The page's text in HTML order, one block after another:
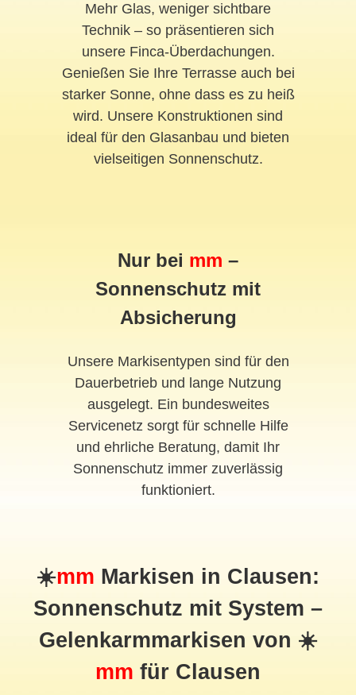
Mehr Glas, weniger sichtbare
Technik – so präsentieren sich
unsere Finca-Überdachungen.
Genießen Sie Ihre Terrasse auch bei
starker Sonne, ohne dass es zu heiß
wird. Unsere Konstruktionen sind
ideal für den Glasanbau und bieten
vielseitigen Sonnenschutz.
Nur bei mm –
Sonnenschutz mit
Absicherung
Unsere Markisentypen sind für den
Dauerbetrieb und lange Nutzung
ausgelegt. Ein bundesweites
Servicenetz sorgt für schnelle Hilfe
und ehrliche Beratung, damit Ihr
Sonnenschutz immer zuverlässig
funktioniert.
☀️mm Markisen in Clausen:
Sonnenschutz mit System –
Gelenkarmmarkisen von ☀️
mm für Clausen